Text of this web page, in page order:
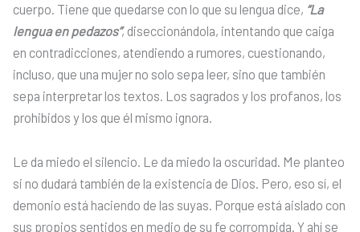
cuerpo. Tiene que quedarse con lo que su lengua dice, “La
lengua en pedazos”, diseccionándola, intentando que caiga
en contradicciones, atendiendo a rumores, cuestionando,
incluso, que una mujer no solo sepa leer, sino que también
sepa interpretar los textos. Los sagrados y los profanos, los
prohibidos y los que él mismo ignora.
Le da miedo el silencio. Le da miedo la oscuridad. Me planteo
si no dudará también de la existencia de Dios. Pero, eso sí, el
demonio está haciendo de las suyas. Porque está aislado con
sus propios sentidos en medio de su fe corrompida. Y ahí se